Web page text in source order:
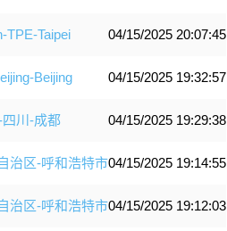
TPE-Taipei 04/15/2025 20:07:45
Beijing 04/15/2025 19:32:57
四川-成都 04/15/2025 19:29:38
治区-呼和浩特市04/15/2025 19:14:55
治区-呼和浩特市04/15/2025 19:12:03